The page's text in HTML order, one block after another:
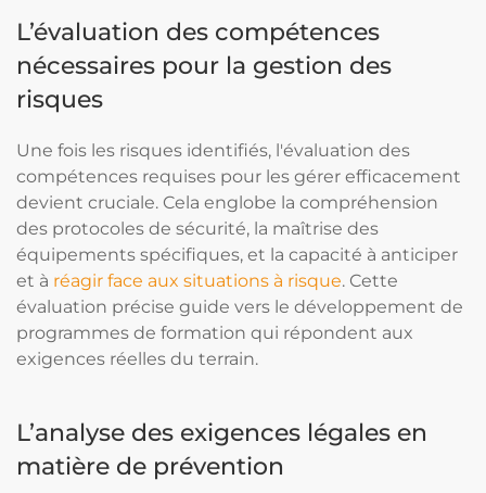
L’évaluation des compétences
nécessaires pour la gestion des
risques
Une fois les risques identifiés, l'évaluation des
compétences requises pour les gérer efficacement
devient cruciale. Cela englobe la compréhension
des protocoles de sécurité, la maîtrise des
équipements spécifiques, et la capacité à anticiper
et à réagir face aux situations à risque. Cette
évaluation précise guide vers le développement de
programmes de formation qui répondent aux
exigences réelles du terrain.
L’analyse des exigences légales en
matière de prévention